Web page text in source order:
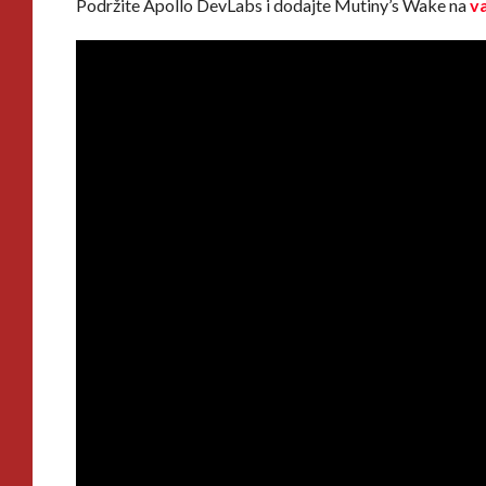
Podržite Apollo DevLabs i dodajte Mutiny’s Wake na